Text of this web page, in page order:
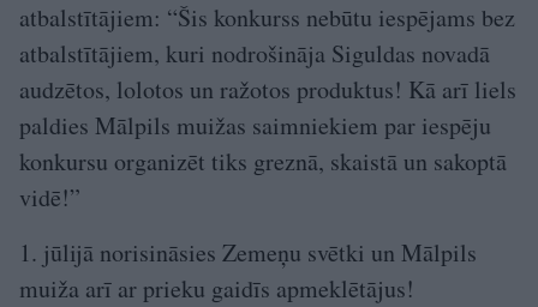
atbalstītājiem: “Šis konkurss nebūtu iespējams bez
atbalstītājiem, kuri nodrošināja Siguldas novadā
audzētos, lolotos un ražotos produktus! Kā arī liels
paldies Mālpils muižas saimniekiem par iespēju
konkursu organizēt tiks greznā, skaistā un sakoptā
vidē!”
1. jūlijā norisināsies Zemeņu svētki un Mālpils
muiža arī ar prieku gaidīs apmeklētājus!